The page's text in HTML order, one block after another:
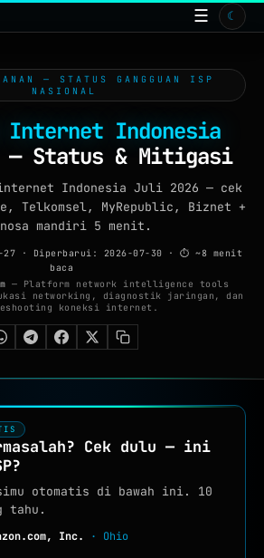
☰ ☾
— STATUS GANGGUAN ISP
NASIONAL
Internet Indonesia
Status & Mitigasi
internet Indonesia Juli 2026 — cek
Telkomsel, MyRepublic, Biznet +
mandiri 5 menit.
· Diperbarui: 2026-07-30 · ⏱ ~8 menit
baca
— Platform network intelligence tools
networking, diagnostik jaringan, dan
koneksi internet.
Cek dulu — ini
otomatis di bawah ini. 10
tahu.
Inc. · Ohio